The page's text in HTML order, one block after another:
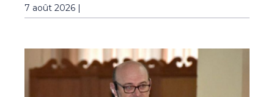
7 août 2026 |